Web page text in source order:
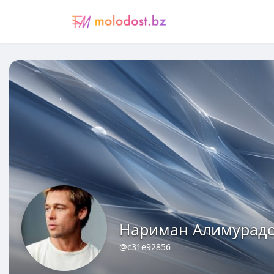
Нариман
@c31e92856